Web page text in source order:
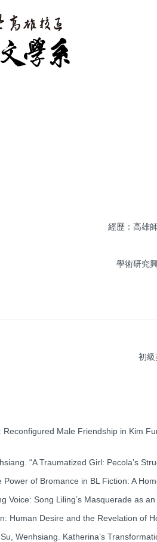
經歷：高雄
學術研究
初級英
Male Friendship in Kim
“A Traumatized Girl: Pecola’s
of Bromance in BL Fiction: A
Song Liling’s Masquerade as an
Desire and the Revelation of
Wenhsiang. Katherina’s